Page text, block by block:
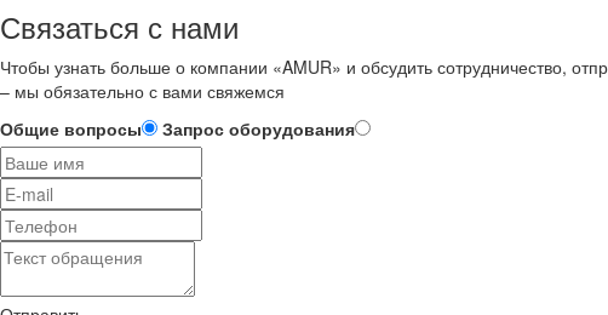
Связаться с нами
Чтобы узнать больше о компании «AMUR» и обсудить сотрудничество,
– мы обязательно с вами свяжемся
Общие вопросы
Запрос оборудования